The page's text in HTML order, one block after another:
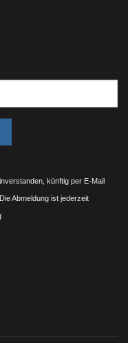
künftig per E-Mail
Abmeldung ist jederzeit